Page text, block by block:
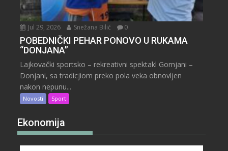
Jul 29, 2026 Snežana Bilić 0
POBEDNIČKI PEHAR PONOVO U RUKAMA
“DONJANA”
Lajkovački sportsko – rekreativni spektakl Gornjani –
Donjani, sa tradicjiom preko pola veka obnovljen
nakon nepunu...
Novosti Sport
Ekonomija